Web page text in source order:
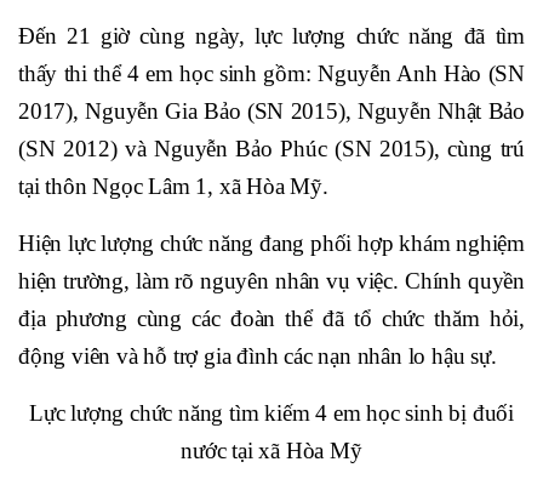
Đến 21 giờ cùng ngày, lực lượng chức năng đã tìm
thấy thi thể 4 em học sinh gồm: Nguyễn Anh Hào (SN
2017), Nguyễn Gia Bảo (SN 2015), Nguyễn Nhật Bảo
(SN 2012) và Nguyễn Bảo Phúc (SN 2015), cùng trú
tại thôn Ngọc Lâm 1, xã Hòa Mỹ.
Hiện lực lượng chức năng đang phối hợp khám nghiệm
hiện trường, làm rõ nguyên nhân vụ việc. Chính quyền
địa phương cùng các đoàn thể đã tổ chức thăm hỏi,
động viên và hỗ trợ gia đình các nạn nhân lo hậu sự.
Lực lượng chức năng tìm kiếm 4 em học sinh bị đuối
nước tại xã Hòa Mỹ